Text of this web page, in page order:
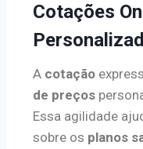
Cotações
A cotação
de preços
Essa agilidade
sobre os planos